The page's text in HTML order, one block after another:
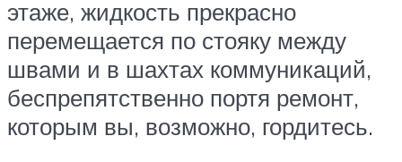
этаже, жидкость прекрасно
перемещается по стояку между
швами и в шахтах коммуникаций,
беспрепятственно портя ремонт,
которым вы, возможно, гордитесь.